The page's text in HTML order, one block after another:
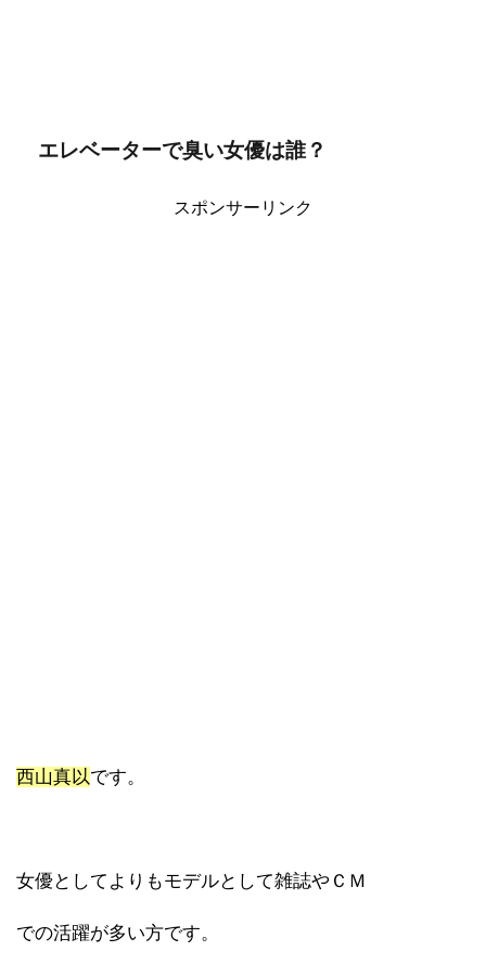
エレベーターで臭い女優は誰？
スポンサーリンク
西山真以です。
女優としてよりもモデルとして雑誌やＣＭ
での活躍が多い方です。